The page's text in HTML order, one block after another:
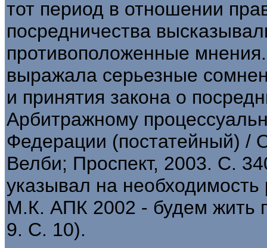
тот период в отношении
посредничества
противоположенные
выражала серьезные
и принятия закона о
Арбитражному
Федерации (постатейный)
Велби; Проспект, 2003. С.
указывал на необходимость
М.К. АПК 2002 - будем жить
9. С. 10).